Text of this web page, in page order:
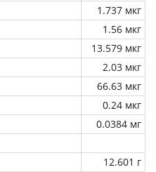
1.737 мкг
1.56 мкг
13.579 мкг
2.03 мкг
66.63 мкг
0.24 мкг
0.0384 мг
12.601 г